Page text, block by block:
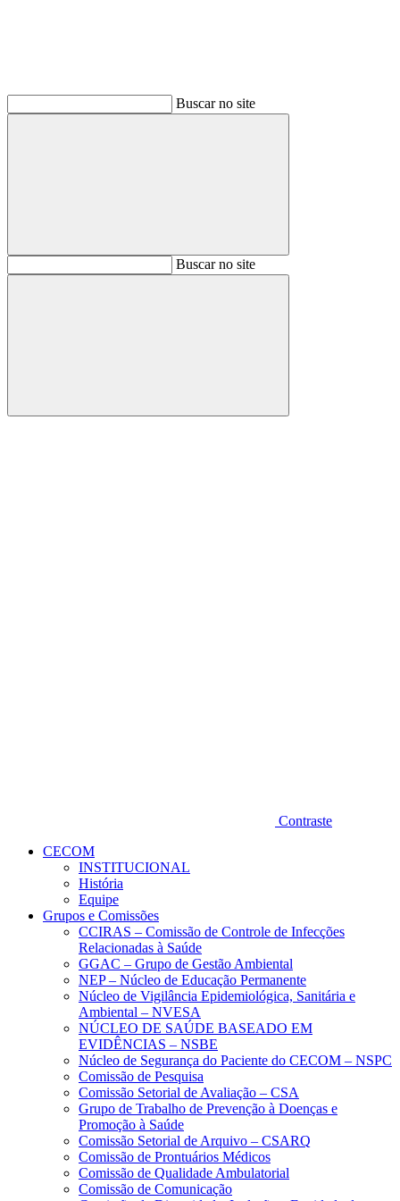
Buscar no site
BuscarBuscar no site
Buscar
Contraste
CECOM
INSTITUCIONAL
História
Equipe
Grupos e Comissões
CCIRAS – Comissão de Controle de Infecções
Relacionadas à Saúde
GGAC – Grupo de Gestão Ambiental
NEP – Núcleo de Educação Permanente
Núcleo de Vigilância Epidemiológica, Sanitária e
Ambiental – NVESA
NÚCLEO DE SAÚDE BASEADO EM
EVIDÊNCIAS – NSBE
Núcleo de Segurança do Paciente do CECOM – NSPC
Comissão de Pesquisa
Comissão Setorial de Avaliação – CSA
Grupo de Trabalho de Prevenção à Doenças e
Promoção à Saúde
Comissão Setorial de Arquivo – CSARQ
Comissão de Prontuários Médicos
Comissão de Qualidade Ambulatorial
Comissão de Comunicação